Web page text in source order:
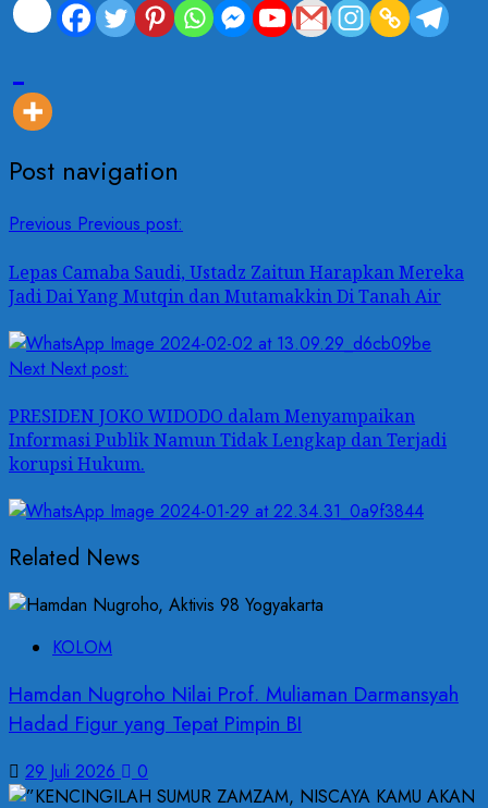
Post navigation
Previous Previous post:
Lepas Camaba Saudi, Ustadz Zaitun Harapkan Mereka
Jadi Dai Yang Mutqin dan Mutamakkin Di Tanah Air
Next Next post:
PRESIDEN JOKO WIDODO dalam Menyampaikan
Informasi Publik Namun Tidak Lengkap dan Terjadi
korupsi Hukum.
Related News
KOLOM
Hamdan Nugroho Nilai Prof. Muliaman Darmansyah
Hadad Figur yang Tepat Pimpin BI
29 Juli 2026 0